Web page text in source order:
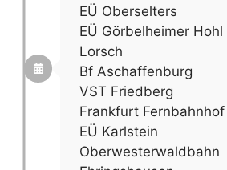
EÜ Oberselters
EÜ Görbelheimer Hohl
Lorsch
Bf Aschaffenburg
VST Friedberg
Frankfurt Fernbahnhof
EÜ Karlstein
Oberwesterwaldbahn